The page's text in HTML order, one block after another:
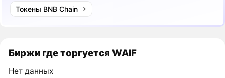
Токены BNB Chain
Биржи где торгуется WAIF
Нет данных